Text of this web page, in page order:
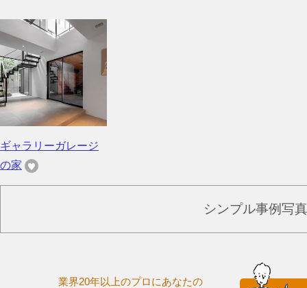
ギャラリーガレージ
の家
シンプル事例写
業界20年以上のプロにあなたの